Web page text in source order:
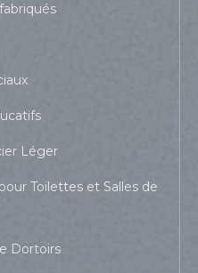
Léger
Toilettes et Salles de
Dortoirs